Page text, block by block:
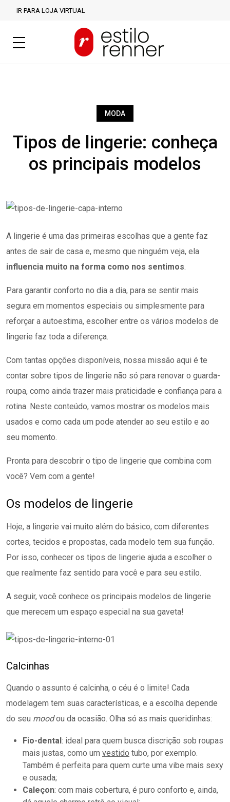
IR PARA LOJA VIRTUAL
MODA
Tipos de lingerie: conheça
os principais modelos
A lingerie é uma das primeiras escolhas que a gente faz
antes de sair de casa e, mesmo que ninguém veja, ela
influencia muito na forma como nos sentimos.
Para garantir conforto no dia a dia, para se sentir mais
segura em momentos especiais ou simplesmente para
reforçar a autoestima, escolher entre os vários modelos de
lingerie faz toda a diferença.
Com tantas opções disponíveis, nossa missão aqui é te
contar sobre tipos de lingerie não só para renovar o guarda-
roupa, como ainda trazer mais praticidade e confiança para a
rotina. Neste conteúdo, vamos mostrar os modelos mais
usados e como cada um pode atender ao seu estilo e ao
seu momento.
Pronta para descobrir o tipo de lingerie que combina com
você? Vem com a gente!
Os modelos de lingerie
Hoje, a lingerie vai muito além do básico, com diferentes
cortes, tecidos e propostas, cada modelo tem sua função.
Por isso, conhecer os tipos de lingerie ajuda a escolher o
que realmente faz sentido para você e para seu estilo.
A seguir, você conhece os principais modelos de lingerie
que merecem um espaço especial na sua gaveta!
Calcinhas
Quando o assunto é calcinha, o céu é o limite! Cada
modelagem tem suas características, e a escolha depende
do seu moodou da ocasião. Olha só as mais queridinhas:
Fio-dental: ideal para quem busca discrição sob roupas
mais justas, como um vestido tubo, por exemplo.
Também é perfeita para quem curte uma vibe mais sexy
e ousada;
Caleçon: com mais cobertura, é puro conforto e, ainda,